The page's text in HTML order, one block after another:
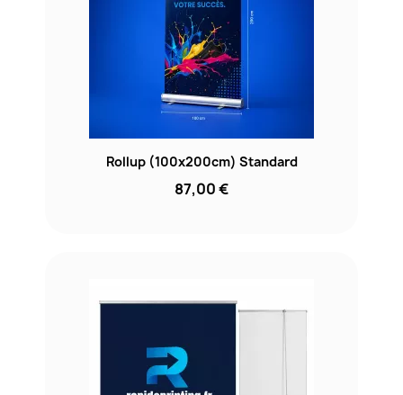
Rollup (100x200cm) Standard
87,00 €